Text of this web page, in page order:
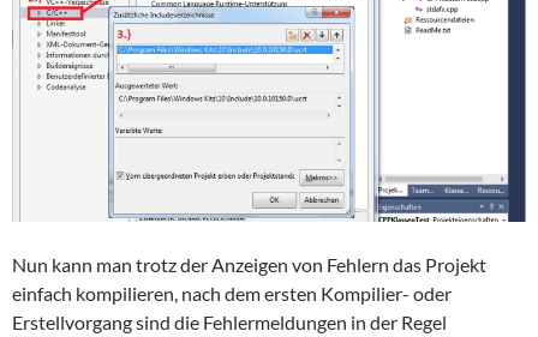
Nun kann man trotz der Anzeigen von Fehlern das Projekt
einfach kompilieren, nach dem ersten Kompilier- oder
Erstellvorgang sind die Fehlermeldungen in der Regel